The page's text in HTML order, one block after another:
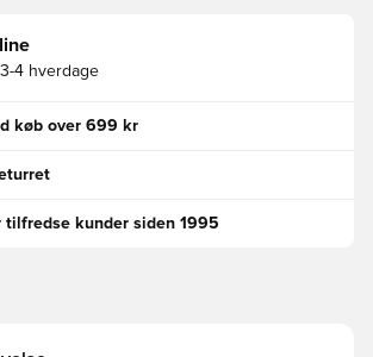
3-4 hverdage
køb over 699 kr
tilfredse kunder siden 1995